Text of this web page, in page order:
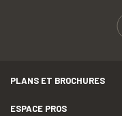
PLANS ET BROCHURES
ESPACE PROS